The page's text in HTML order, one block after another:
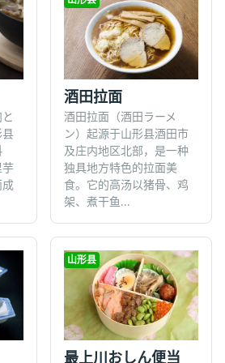
县
芋
成
酒田拉面
酒田拉面（酒田ラーメ
ン）起源于山形县酒田市
及庄内地区北部，是一种
独具地方特色的拉面美
食。它的高汤以猪骨、鸡
架、煮干鱼...
山形县
最上川おしん便当